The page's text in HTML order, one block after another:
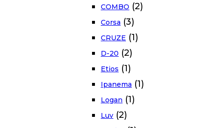
COMBO (2)
Corsa (3)
CRUZE (1)
D-20 (2)
Etios (1)
Ipanema (1)
Logan (1)
Luv (2)